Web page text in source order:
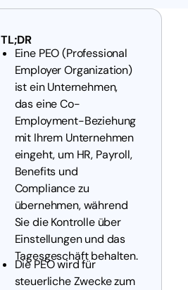
TL;DR
Eine PEO (Professional
Employer Organization)
ist ein Unternehmen,
das eine Co-
Employment-Beziehung
mit Ihrem Unternehmen
eingeht, um HR, Payroll,
Benefits und
Compliance zu
übernehmen, während
Sie die Kontrolle über
Einstellungen und das
Tagesgeschäft behalten.
Die PEO wird für
steuerliche Zwecke zum